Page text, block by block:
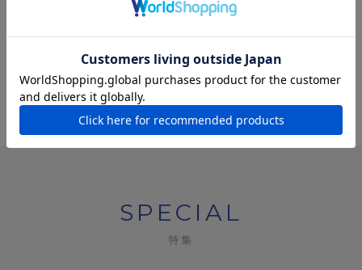
喫茶ペリカン
¥198(税込)
SPECIAL
特集